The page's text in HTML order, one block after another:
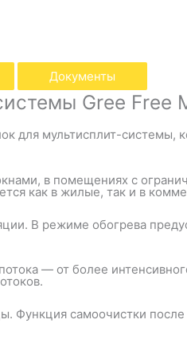
Документы
Gree Free
для мультисплит-системы,
в помещениях с
как в жилые, так и в
В режиме обогрева
— от более
Функция самоочистки